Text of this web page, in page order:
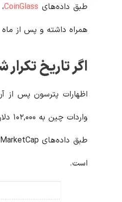
طبق داده‌های CoinGlass
همراه داشته و پس از ماه نوامبر (با میانگین رشد
اگر تاریخ تکرار شود،
واردات چین به ۱۰۲,۰۰۰ دلار سقوط کرد.
است.